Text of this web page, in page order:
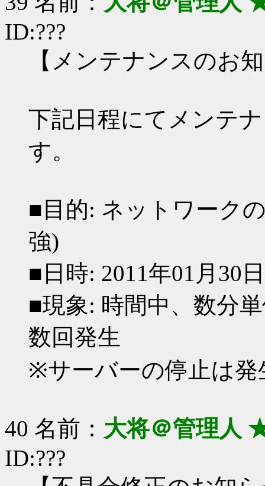
ID:???
【メンテナンスのお
下記日程にてメンテ
す。
■目的: ネットワーク
強)
■日時: 2011年01月30
■現象: 時間中、数分
数回発生
※サーバーの停止は発
40 名前： 大将＠管理人
ID:???